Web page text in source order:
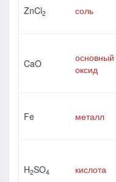
ZnCl2 соль
CaO
основный
оксид
Fe металл
H2SO4 кислота